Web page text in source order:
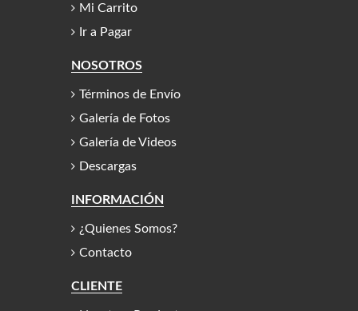
Mi Carrito
Ir a Pagar
NOSOTROS
Términos de Envío
Galería de Fotos
Galería de Videos
Descargas
INFORMACIÓN
¿Quienes Somos?
Contacto
CLIENTE